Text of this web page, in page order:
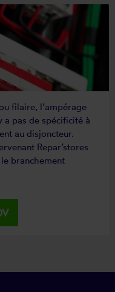
filaire, l’ampérage
a pas de spécificité à
au disjoncteur.
Repar’stores
branchement